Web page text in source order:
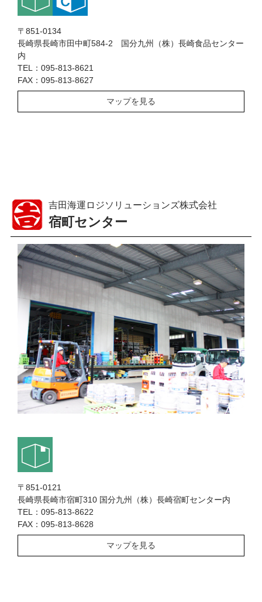
〒851-0134
長崎県長崎市田中町584-2 国分九州（株）長崎食品センター
内
TEL：095-813-8621
FAX：095-813-8627
マップを見る
吉田海運ロジソリューションズ株式会社
宿町センター
〒851-0121
長崎県長崎市宿町310 国分九州（株）長崎宿町センター内
TEL：095-813-8622
FAX：095-813-8628
マップを見る